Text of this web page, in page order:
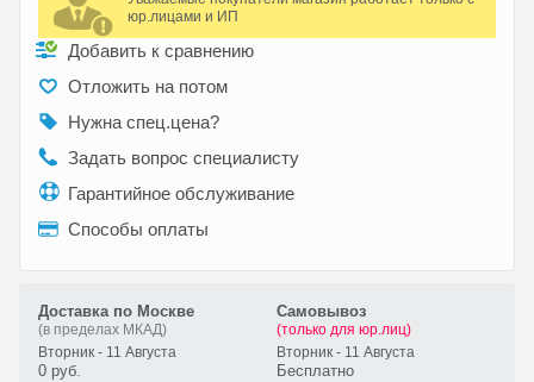
юр.лицами и ИП
Добавить к сравнению
Отложить на потом
Нужна спец.цена?
Задать вопрос специалисту
Гарантийное обслуживание
Способы оплаты
Доставка по Москве
(в пределах МКАД)
Вторник - 11 Августа
0 руб.
Самовывоз
(только для юр.лиц)
Вторник - 11 Августа
Бесплатно